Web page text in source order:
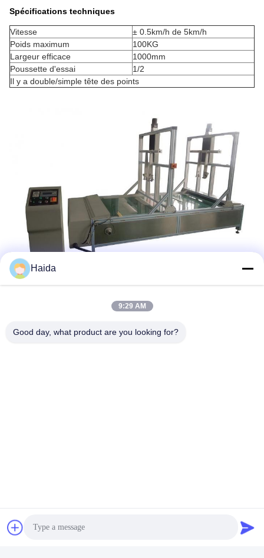
Spécifications techniques
Vitesse
± 0.5km/h de 5km/h
Poids maximum
100KG
Largeur efficace
1000mm
Poussette d'essai
1/2
Il y a double/simple tête des points
Machine Dynamique D'essai
Guangdong, Chine
Haida
9:29 AM
Good day, what product are you looking for?